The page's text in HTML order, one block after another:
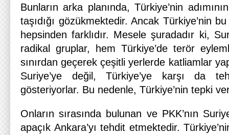
Bunların arka planında, Türkiye’nin
taşıdığı gözükmektedir. Ancak Türkiye’nin
hepsinden farklıdır. Mesele şuradadır ki,
radikal gruplar, hem Türkiye’de terör
sınırdan geçerek çeşitli yerlerde katliamlar
Suriye’ye değil, Türkiye’ye karşı da
gösteriyorlar. Bu nedenle, Türkiye’nin tepki
Onların sırasında bulunan ve PKK’nın
apaçık Ankara’yı tehdit etmektedir.